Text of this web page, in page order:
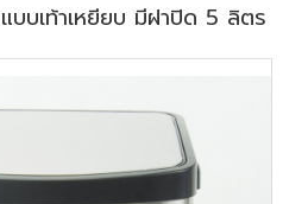
บบเท้าเหยียบ มีฝาปิด 5 ลิตร